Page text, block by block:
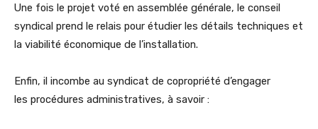
Une fois le projet voté en assemblée générale, le conseil
syndical prend le relais pour étudier les détails techniques et
la viabilité économique de l’installation.
Enfin, il incombe au syndicat de copropriété d’engager
les procédures administratives, à savoir :